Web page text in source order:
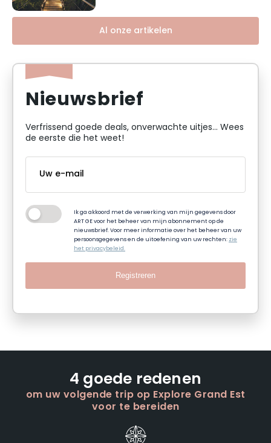
Al onze artikelen
Nieuwsbrief
Verfrissend goede deals, onverwachte uitjes... Wees
de eerste die het weet!
Ik ga akkoord met de verwerking van mijn gegevens door
ART GE voor het beheer van mijn abonnement op de
nieuwsbrief. Voor meer informatie over het beheer van uw
persoonsgegevens en de uitoefening van uw rechten: zie
het privacybeleid.
Registreren
4 goede redenen
om uw volgende trip op Explore Grand Est
voor te bereiden